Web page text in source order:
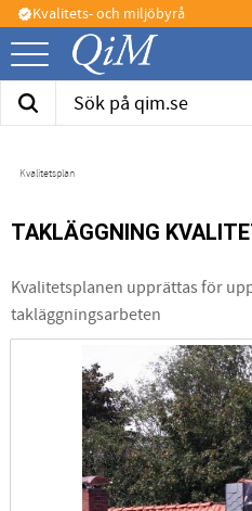
Meny
verifiedKvalitets- och miljöbyrå
Kvalitetsplan
TAKLÄGGNING
Kvalitetsplanen upprättas för
takläggningsarbeten